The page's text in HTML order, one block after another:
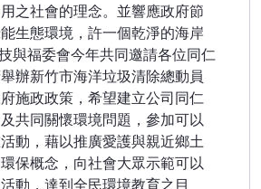
之社會的理念。並響應政府節
生態環境，許一個乾淨的海岸
與福委會今年共同邀請各位同仁
辦新竹市海洋垃圾清除總動員
施政政策，希望建立公司同仁
共同關懷環境問題，參加可以
動，藉以推廣愛護與親近鄉土
保概念，向社會大眾示範可以
動，達到全民環境教育之目